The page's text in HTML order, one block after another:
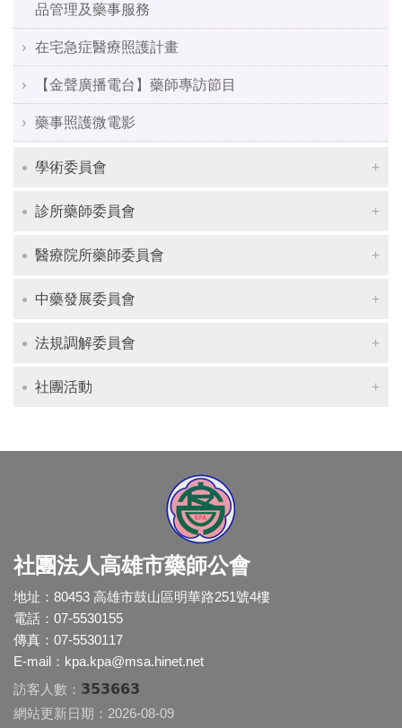
品管理及藥事服務
在宅急症醫療照護計畫
【金聲廣播電台】藥師專訪節目
藥事照護微電影
學術委員會
診所藥師委員會
醫療院所藥師委員會
中藥發展委員會
法規調解委員會
社團活動
社團法人高雄市藥師公會
地址：80453 高雄市鼓山區明華路251號4樓
電話：07-5530155
傳真：07-5530117
E-mail： kpa.kpa@msa.hinet.net
訪客人數： 353663
網站更新日期：2026-08-09